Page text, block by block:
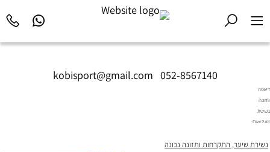
kobisport@gmail.com 052-8567140
דיאטה
ותזונה
בשיטת
Diet2All:
שמאחורי
נשירת שיער, התקרחות ותזונה נכונה